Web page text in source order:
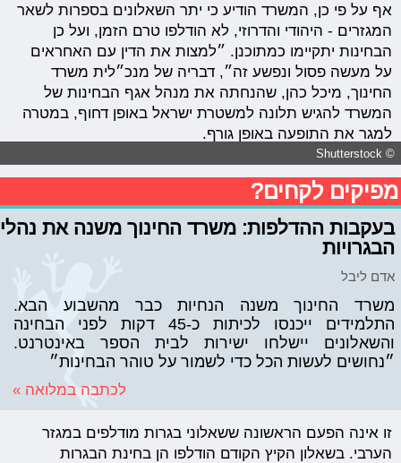
אף על פי כן, המשרד הודיע כי יתר השאלונים בספרות לשאר
המגזרים - היהודי והדרוזי, לא הודלפו טרם הזמן, ועל כן
הבחינות יתקיימו כמתוכנן. ״למצות את הדין עם האחראים
על מעשה פסול ונפשע זה״, דבריה של מנכ״לית משרד
החינוך, מיכל כהן, שהנחתה את מנהל אגף הבחינות של
המשרד להגיש תלונה למשטרת ישראל באופן דחוף, במטרה
למגר את התופעה באופן גורף.
© Shutterstock
מפיקים לקחים?
בעקבות ההדלפות: משרד החינוך משנה את נהלי
הבגרויות
אדם ליבל
משרד החינוך משנה הנחיות כבר מהשבוע הבא.
התלמידים ייכנסו לכיתות כ-45 דקות לפני הבחינה
והשאלונים יישלחו ישירות לבית הספר באינטרנט.
״נחושים לעשות הכל כדי לשמור על טוהר הבחינות״
לכתבה במלואה »
זו אינה הפעם הראשונה ששאלוני בגרות מודלפים במגזר
הערבי. בשאלון הקיץ הקודם הודלפו הן בחינת הבגרות